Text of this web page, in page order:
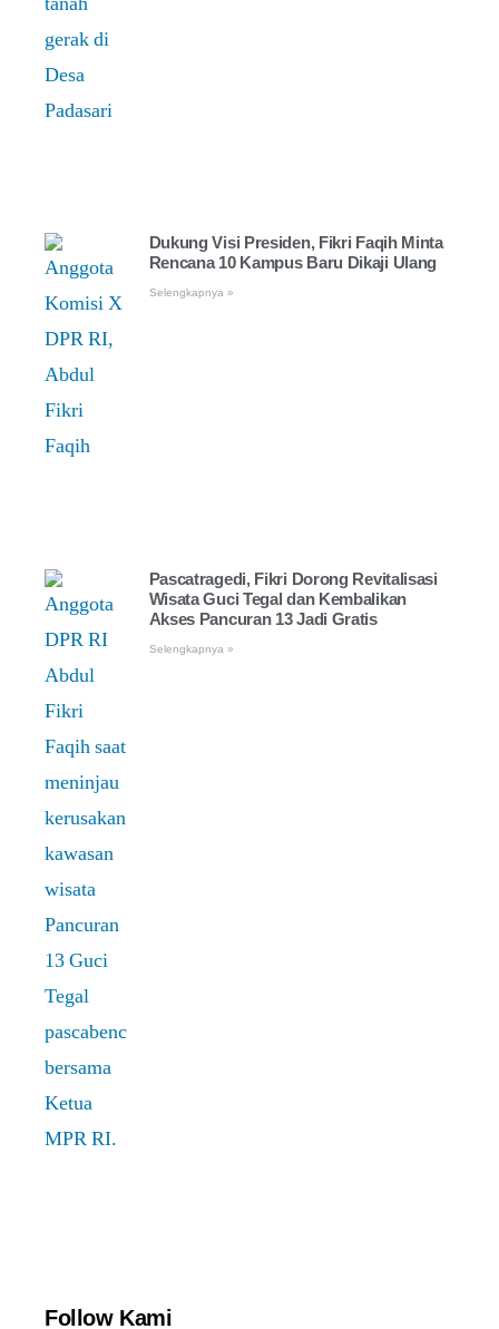
Dukung Visi Presiden, Fikri Faqih Minta
Rencana 10 Kampus Baru Dikaji Ulang
Selengkapnya »
Pascatragedi, Fikri Dorong Revitalisasi
Wisata Guci Tegal dan Kembalikan
Akses Pancuran 13 Jadi Gratis
Selengkapnya »
Follow Kami